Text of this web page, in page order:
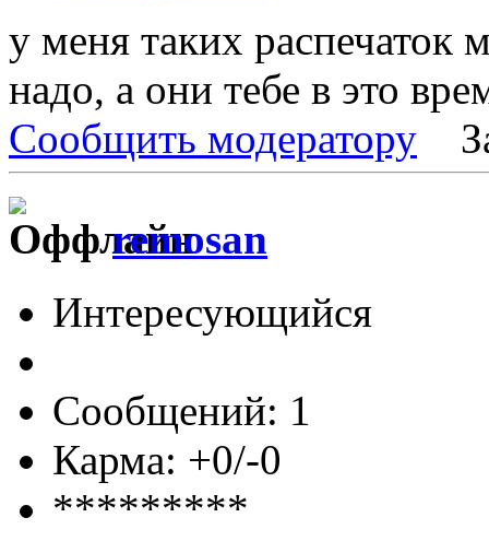
у меня таких
надо, а они тебе в это
Сообщить модератору
remosan
Интересующийся
Сообщений: 1
Карма: +0/-0
*********